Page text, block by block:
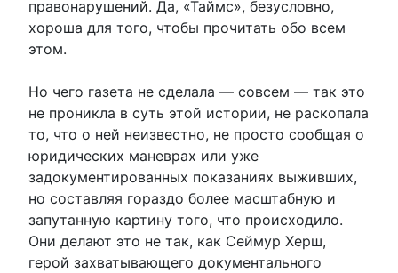
правонарушений. Да, «Таймс», безусловно,
хороша для того, чтобы прочитать обо всем
этом.
Но чего газета не сделала — совсем — так это
не проникла в суть этой истории, не раскопала
то, что о ней неизвестно, не просто сообщая о
юридических маневрах или уже
задокументированных показаниях выживших,
но составляя гораздо более масштабную и
запутанную картину того, что происходило.
Они делают это не так, как Сеймур Херш,
герой захватывающего документального